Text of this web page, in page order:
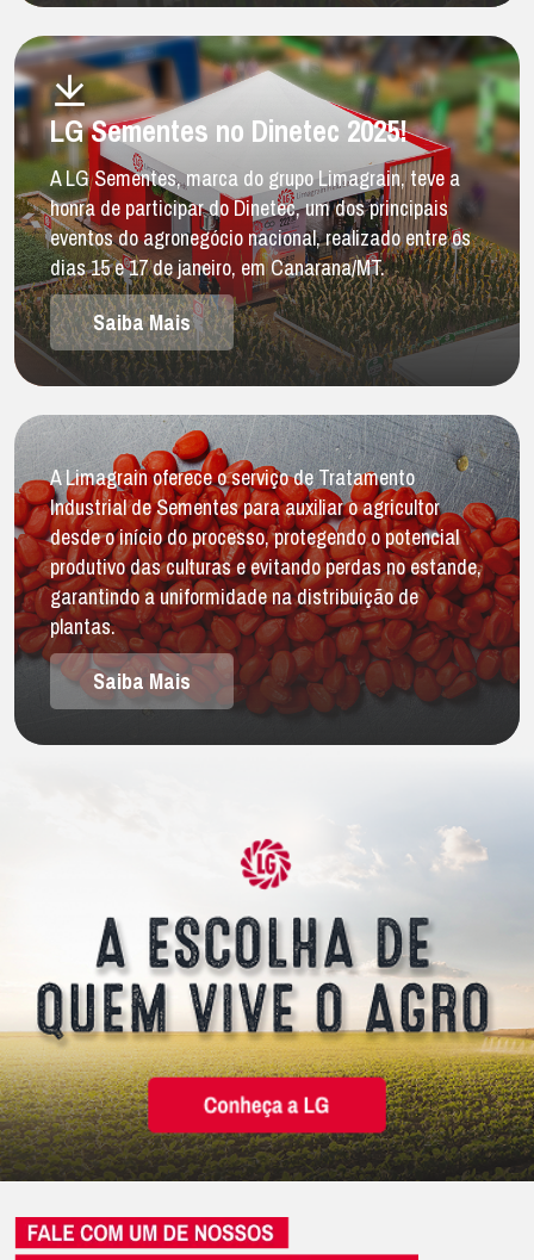
LG Sementes no Dinetec 2025!
A LG Sementes, marca do grupo Limagrain, teve a
honra de participar do Dinetec, um dos principais
eventos do agronegócio nacional, realizado entre os
dias 15 e 17 de janeiro, em Canarana/MT.
Saiba Mais
A Limagrain oferece o serviço de Tratamento
Industrial de Sementes para auxiliar o agricultor
desde o início do processo, protegendo o potencial
produtivo das culturas e evitando perdas no estande,
garantindo a uniformidade na distribuição de
plantas.
Saiba Mais